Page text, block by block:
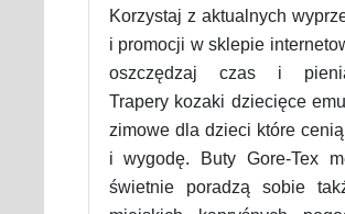
Korzystaj z aktualnych
i promocji w sklepie
oszczędzaj czas i
Trapery kozaki dziecięce
zimowe dla dzieci które
i wygodę. Buty Gore-Tex
świetnie poradzą sobie